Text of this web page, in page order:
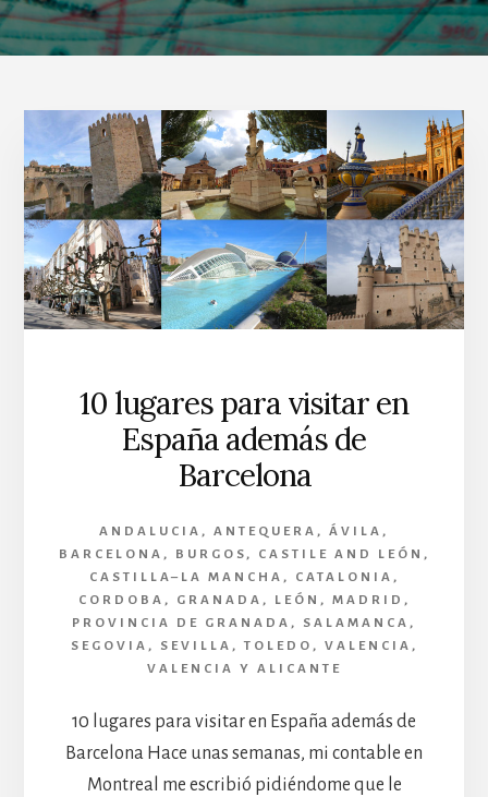
10 lugares para visitar en
España además de
Barcelona
ANDALUCIA , ANTEQUERA , ÁVILA ,
BARCELONA , BURGOS , CASTILE AND LEÓN ,
CASTILLA–LA MANCHA , CATALONIA ,
CORDOBA , GRANADA , LEÓN , MADRID ,
PROVINCIA DE GRANADA , SALAMANCA ,
SEGOVIA , SEVILLA ,TOLEDO , VALENCIA ,
VALENCIA Y ALICANTE
10 lugares para visitar en España además de
Barcelona Hace unas semanas, mi contable en
Montreal me escribió pidiéndome que le